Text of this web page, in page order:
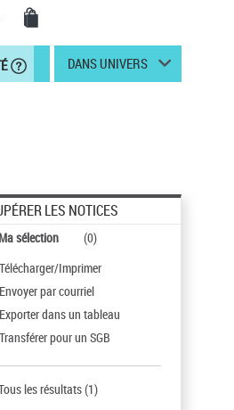
DANS UNIVERS
LES NOTICES
Ma sélection (0)
Télécharger/Imprimer
Envoyer par courriel
Exporter dans un tableau
Transférer pour un SGB
les résultats(1)